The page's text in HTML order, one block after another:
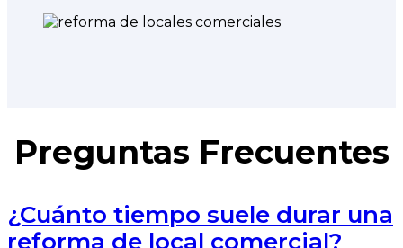
Preguntas Frecuentes
¿Cuánto tiempo suele durar una
reforma de local comercial?